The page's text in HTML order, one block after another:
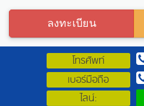
ลงทะเบียน
โทรศัพท์
เบอร์มือถือ
ไลน์: